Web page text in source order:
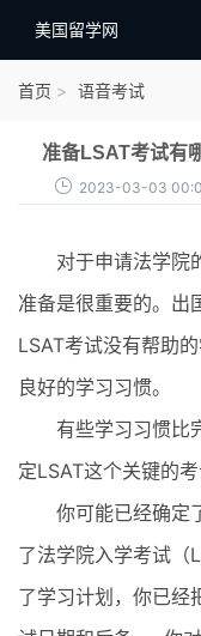
美国留学网
首页 语音考试
准备LSAT考试有
2023-03-03
对于申请法学院的
准备是很重要的。出
LSAT考试没有帮助
良好的学习习惯。
有些学习习惯比完
定LSAT这个关键的考
你可能已经确定了
了法学院入学考试（
了学习计划，你已经